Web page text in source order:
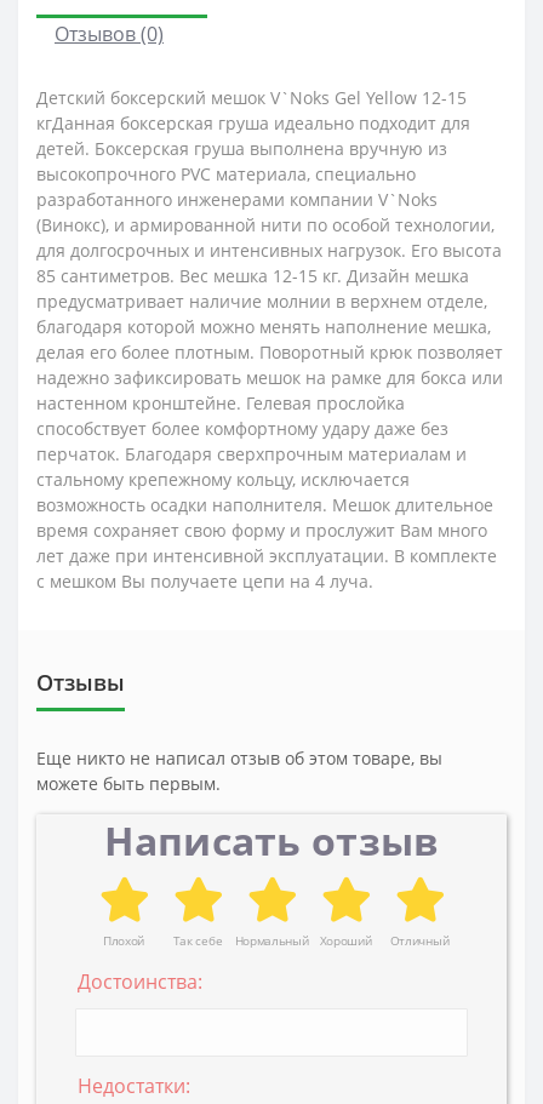
Отзывов (0)
Детский боксерский мешок V`Noks Gel Yellow 12-15
кгДанная боксерская груша идеально подходит для
детей. Боксерская груша выполнена вручную из
высокопрочного PVC материала, специально
разработанного инженерами компании V`Noks
(Винокс), и армированной нити по особой технологии,
для долгосрочных и интенсивных нагрузок. Его высота
85 сантиметров. Вес мешка 12-15 кг. Дизайн мешка
предусматривает наличие молнии в верхнем отделе,
благодаря которой можно менять наполнение мешка,
делая его более плотным. Поворотный крюк позволяет
надежно зафиксировать мешок на рамке для бокса или
настенном кронштейне. Гелевая прослойка
способствует более комфортному удару даже без
перчаток. Благодаря сверхпрочным материалам и
стальному крепежному кольцу, исключается
возможность осадки наполнителя. Мешок длительное
время сохраняет свою форму и прослужит Вам много
лет даже при интенсивной эксплуатации. В комплекте
с мешком Вы получаете цепи на 4 луча.
Отзывы
Еще никто не написал отзыв об этом товаре, вы
можете быть первым.
Написать отзыв
Плохой Так себе Нормальный Хороший Отличный
Достоинства:
Недостатки: